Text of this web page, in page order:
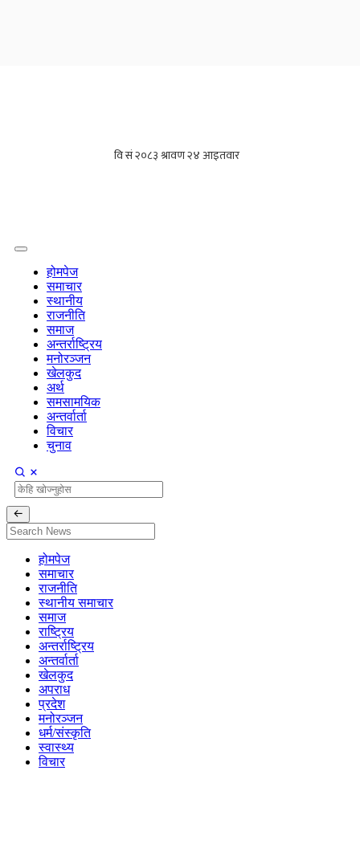
होमपेज
समाचार
स्थानीय
राजनीति
समाज
अन्तर्राष्ट्रिय
मनोरञ्जन
खेलकुद
अर्थ
समसामयिक
अन्तर्वार्ता
विचार
चुनाव
होमपेज
समाचार
राजनीति
स्थानीय समाचार
समाज
राष्ट्रिय
अन्तर्राष्ट्रिय
अन्तर्वार्ता
खेलकुद
अपराध
प्रदेश
मनोरञ्जन
धर्म/संस्कृति
स्वास्थ्य
विचार